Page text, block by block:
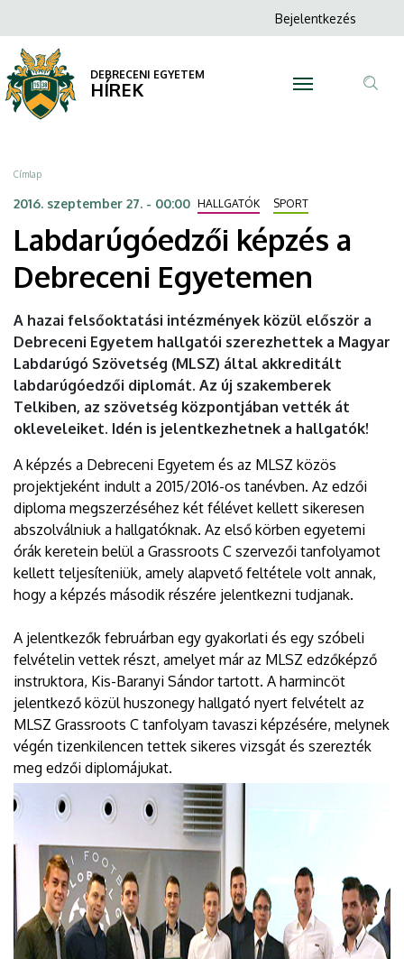
képzés
a
Debreceni
Egyetemen
DEBRECENI
EGYETEM
a
tartalomra
Anonim
menüje
Bejelentkezés
DEBRECENI EGYETEM
HÍREK
Morzsa
Címlap
2016. szeptember 27. - 00:00 HALLGATÓK SPORT
Labdarúgóedzői képzés a
Debreceni Egyetemen
A hazai felsőoktatási intézmények közül először a
Debreceni Egyetem hallgatói szerezhettek a Magyar
Labdarúgó Szövetség (MLSZ) által akkreditált
labdarúgóedzői diplomát. Az új szakemberek
Telkiben, az szövetség központjában vették át
okleveleiket. Idén is jelentkezhetnek a hallgatók!
A képzés a Debreceni Egyetem és az MLSZ közös
projektjeként indult a 2015/2016-os tanévben. Az edzői
diploma megszerzéséhez két félévet kellett sikeresen
abszolválniuk a hallgatóknak. Az első körben egyetemi
órák keretein belül a Grassroots C szervezői tanfolyamot
kellett teljesíteniük, amely alapvető feltétele volt annak,
hogy a képzés második részére jelentkezni tudjanak.
A jelentkezők februárban egy gyakorlati és egy szóbeli
felvételin vettek részt, amelyet már az MLSZ edzőképző
instruktora, Kis-Baranyi Sándor tartott. A harmincöt
jelentkező közül huszonegy hallgató nyert felvételt az
MLSZ Grassroots C tanfolyam tavaszi képzésére, melynek
végén tizenkilencen tettek sikeres vizsgát és szerezték
meg edzői diplomájukat.